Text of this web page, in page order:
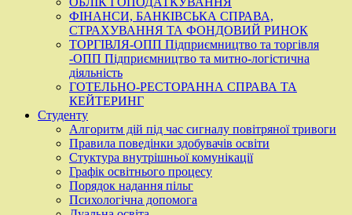
ФІНАНСИ, БАНКІВСЬКА СПРАВА,
СТРАХУВАННЯ ТА ФОНДОВИЙ РИНОК
ТОРГІВЛЯ-ОПП Підприємництво та торгівля
-ОПП Підприємництво та митно-логістична
діяльність
ГОТЕЛЬНО-РЕСТОРАННА СПРАВА ТА
КЕЙТЕРИНГ
Студенту
Алгоритм дій під час сигналу повітряної тривоги
Правила поведінки здобувачів освіти
Стуктура внутрішньої комунікації
Графік освітнього процесу
Порядок надання пільг
Психологічна допомога